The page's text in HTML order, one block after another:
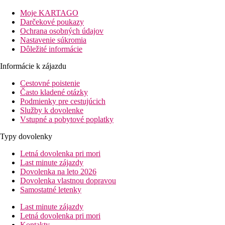
alebo romantickej dovolenky vo dvojici.
Vzdialenosť
pláže: 0 mu pláže
letisko Punta Cana (PUJ): 30 km
centrá: 13 km
Popis izby
Suite deluxe
klimatizácia
stropný ventilátor
TV so satelitným príjmom
minibar (voda, nealkoholické nápoje a pivo - denne
doplňovaný zadarmo)
kávovar
kúpeľňa, sušič vlasov, WC
balkón alebo terasa
Moje KARTAGO
Darčekové poukazy
Ochrana osobných údajov
Nastavenie súkromia
Dôležité informácie
Informácie k zájazdu
Cestovné poistenie
Často kladené otázky
Podmienky pre cestujúcich
Služby k dovolenke
Vstupné a pobytové poplatky
Typy dovolenky
Letná dovolenka pri mori
Last minute zájazdy
Dovolenka na leto 2026
Dovolenka vlastnou dopravou
Samostatné letenky
Last minute zájazdy
Letná dovolenka pri mori